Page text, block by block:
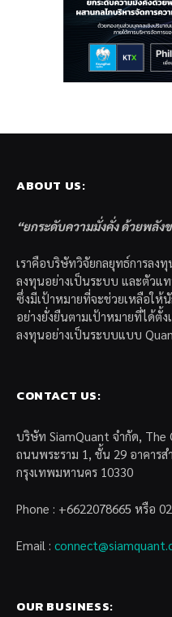
ABOUT US:
“ยกระดับความมั่งคั่ง ด้วยพลัง
เราคือบริษัทวิจัยกลยุทธ์การลง
ลงทุนอย่างเป็นระบบ และตัวแ
ซึ่งมีเป้าหมายที่จะช่วยเหลือให้
อย่างยั่งยืนตามเป้าหมายที่ได้ตั้
ลงทุนอย่างเป็นระบบแบบ
CONTACT US:
บริษัท SiamQuant จำกัด,
ถนนพระราม 1, ชั้น 29 อาคาร
กรุงเทพมหานคร 10330
Phone : +6622078665 หรือ
Email :
OUR BUSINESS: